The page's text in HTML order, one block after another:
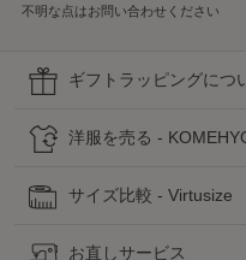
不明な点はお問い合わせください
ギフトラッピングにつ
洋服を売る -
サイズ比較 - Virtusize
お直しサービス